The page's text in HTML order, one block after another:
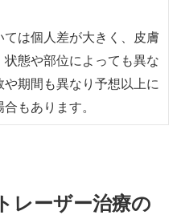
は個人差が大きく、皮膚
態や部位によっても異な
や期間も異なり予想以上に
もあります。
レーザー治療の